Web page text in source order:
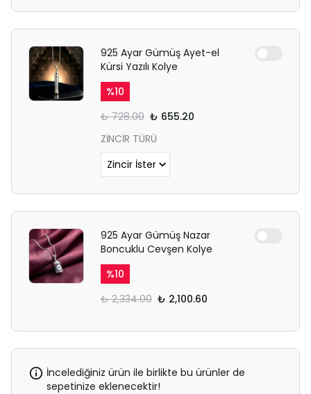
925 Ayar Gümüş Ayet-el
Kürsi Yazılı Kolye
%10
₺ 728.00 ₺ 655.20
ZİNCİR TÜRÜ
925 Ayar Gümüş Nazar
Boncuklu Cevşen Kolye
%10
₺ 2,334.00 ₺ 2,100.60
İncelediğiniz ürün ile birlikte bu ürünler de
sepetinize eklenecektir!